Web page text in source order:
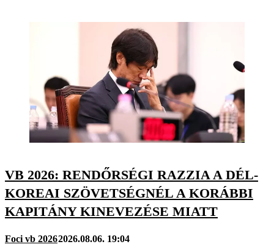
VB 2026: RENDŐRSÉGI RAZZIA A DÉL-
KOREAI SZÖVETSÉGNÉL A KORÁBBI
KAPITÁNY KINEVEZÉSE MIATT
Foci vb 20262026.08.06. 19:04